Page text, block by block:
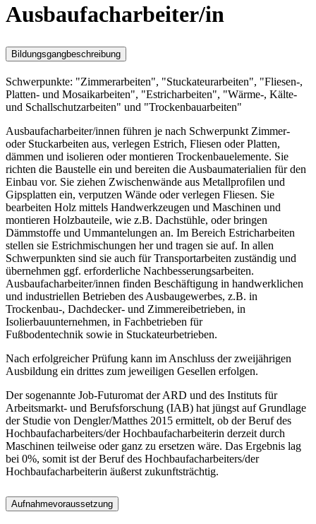
Ausbaufacharbeiter/in
Bildungsgangbeschreibung
Schwerpunkte: "Zimmerarbeiten", "Stuckateurarbeiten", "Fliesen-,
Platten- und Mosaikarbeiten", "Estricharbeiten", "Wärme-, Kälte-
und Schallschutzarbeiten" und "Trockenbauarbeiten"
Ausbaufacharbeiter/innen führen je nach Schwerpunkt Zimmer-
oder Stuckarbeiten aus, verlegen Estrich, Fliesen oder Platten,
dämmen und isolieren oder montieren Trockenbauelemente. Sie
richten die Baustelle ein und bereiten die Ausbaumaterialien für den
Einbau vor. Sie ziehen Zwischenwände aus Metallprofilen und
Gipsplatten ein, verputzen Wände oder verlegen Fliesen. Sie
bearbeiten Holz mittels Handwerkzeugen und Maschinen und
montieren Holzbauteile, wie z.B. Dachstühle, oder bringen
Dämmstoffe und Ummantelungen an. Im Bereich Estricharbeiten
stellen sie Estrichmischungen her und tragen sie auf. In allen
Schwerpunkten sind sie auch für Transportarbeiten zuständig und
übernehmen ggf. erforderliche Nachbesserungsarbeiten.
Ausbaufacharbeiter/innen finden Beschäftigung in handwerklichen
und industriellen Betrieben des Ausbaugewerbes, z.B. in
Trockenbau-, Dachdecker- und Zimmereibetrieben, in
Isolierbauunternehmen, in Fachbetrieben für
Fußbodentechnik sowie in Stuckateurbetrieben.
Nach erfolgreicher Prüfung kann im Anschluss der zweijährigen
Ausbildung ein drittes zum jeweiligen Gesellen erfolgen.
Der sogenannte Job-Futuromat der ARD und des Instituts für
Arbeitsmarkt- und Berufsforschung (IAB) hat jüngst auf Grundlage
der Studie von Dengler/Matthes 2015 ermittelt, ob der Beruf des
Hochbaufacharbeiters/der Hochbaufacharbeiterin derzeit durch
Maschinen teilweise oder ganz zu ersetzen wäre. Das Ergebnis lag
bei 0%, somit ist der Beruf des Hochbaufacharbeiters/der
Hochbaufacharbeiterin äußerst zukunftsträchtig.
Aufnahmevoraussetzung